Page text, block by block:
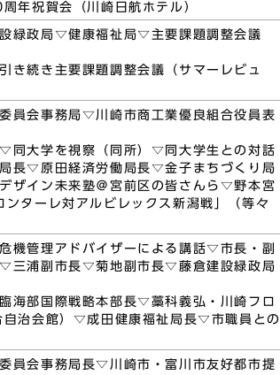
年祝賀会（川崎日航ホテル）
緑政局▽健康福祉局▽主要課題調整会議
続き主要課題調整会議（サマーレビュ
員会事務局▽川崎市商工業優良組合役員表
同大学を視察（同所）▽同大学生との対話
長▽原田経済労働局長▽金子まちづくり局
イン未来塾＠宮前区の皆さんら▽野本宮
ターレ対アルビレックス新潟戦」（等々
機管理アドバイザーによる講話▽市長・副
浦副市長▽菊地副市長▽藤倉建設緑政局
海部国際戦略本部長▽藁科義弘・川崎フロ
治会館）▽成田健康福祉局長▽市職員との
員会事務局長▽川崎市・富川市友好都市提